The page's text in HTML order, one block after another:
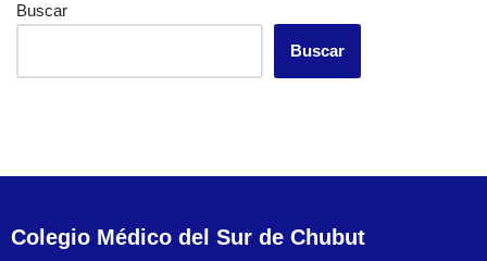
Buscar
Buscar
Colegio Médico del Sur de Chubut